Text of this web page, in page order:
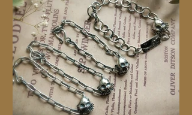
り長い４日続いてやっとやっと本日午
後回復してきたとことろですがまだち
ょっと本調子とはいかないです。 今回
は満月と月のモノがガチっと重なって
しまったせいか昨日はすこぶる体調悪
しで一昨日のお休みに続いて昨日も臨
時休業させてもらいました。 何とも言
えない身体のだるさで年々満月の影響